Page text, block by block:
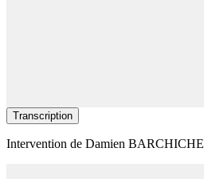
Transcription
Intervention de Damien